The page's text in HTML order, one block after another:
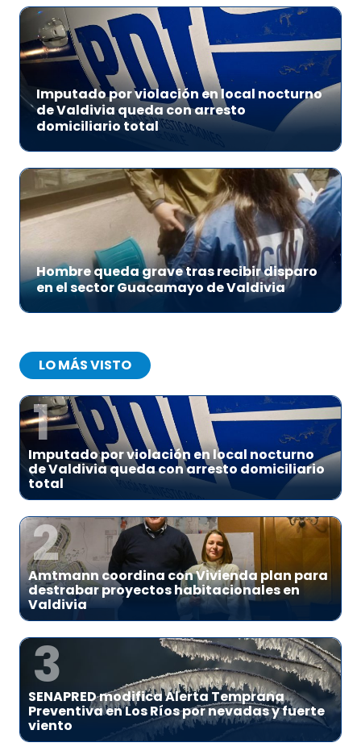
Imputado por violación en local nocturno
de Valdivia queda con arresto
domiciliario total
Hombre queda grave tras recibir disparo
en el sector Guacamayo de Valdivia
LO MÁS VISTO
1
Imputado por violación en local nocturno
de Valdivia queda con arresto domiciliario
total
2
Amtmann coordina con Vivienda plan para
destrabar proyectos habitacionales en
Valdivia
3
SENAPRED modifica Alerta Temprana
Preventiva en Los Ríos por nevadas y fuerte
viento